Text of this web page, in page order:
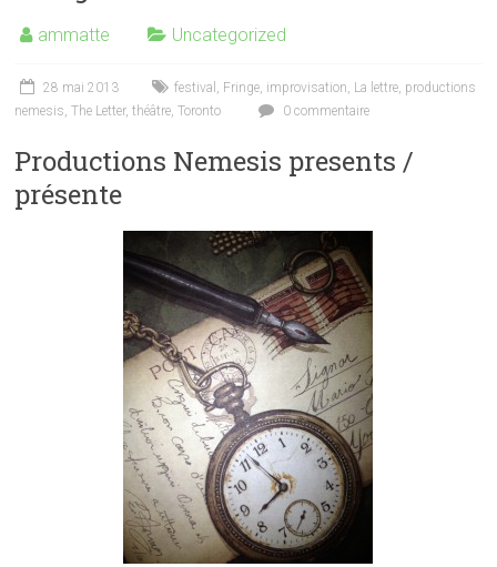
ammatte Uncategorized
28 mai 2013 festival , Fringe, improvisation, La lettre, productions
nemesis,The Letter,théâtre,Toronto 0 commentaire
Productions Nemesis presents /
présente